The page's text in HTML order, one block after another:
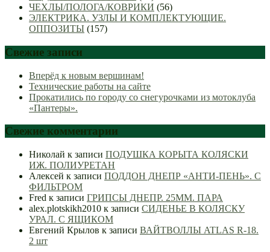
ЧЕХЛЫ/ПОЛОГА/КОВРИКИ (56)
ЭЛЕКТРИКА. УЗЛЫ И КОМПЛЕКТУЮЩИЕ.
ОППОЗИТЫ (157)
Свежие записи
Вперёд к новым вершинам!
Технические работы на сайте
Прокатились по городу со снегурочками из мотоклуба
«Пантеры».
Свежие комментарии
Николай к записи ПОДУШКА КОРЫТА КОЛЯСКИ
ИЖ. ПОЛИУРЕТАН
Алексей к записи ПОДДОН ДНЕПР «АНТИ-ПЕНЬ». С
ФИЛЬТРОМ
Fred к записи ГРИПСЫ ДНЕПР. 25ММ. ПАРА
alex.plotskikh2010 к записи СИДЕНЬЕ В КОЛЯСКУ
УРАЛ. С ЯЩИКОМ
Евгений Крылов к записи ВАЙТВОЛЛЫ ATLAS R-18.
2 шт